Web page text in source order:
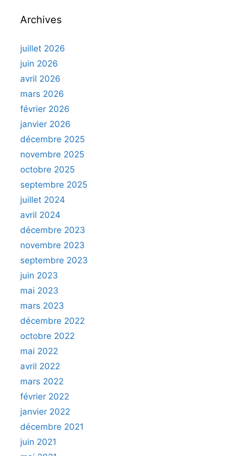
Archives
juillet 2026
juin 2026
avril 2026
mars 2026
février 2026
janvier 2026
décembre 2025
novembre 2025
octobre 2025
septembre 2025
juillet 2024
avril 2024
décembre 2023
novembre 2023
septembre 2023
juin 2023
mai 2023
mars 2023
décembre 2022
octobre 2022
mai 2022
avril 2022
mars 2022
février 2022
janvier 2022
décembre 2021
juin 2021